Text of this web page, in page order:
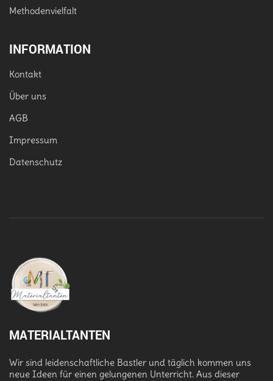
Methodenvielfalt
INFORMATION
Kontakt
Über uns
AGB
Impressum
Datenschutz
MATERIALTANTEN
Wir sind leidenschaftliche Bastler und täglich kommen uns
neue Ideen für einen gelungenen Unterricht. Aus dieser